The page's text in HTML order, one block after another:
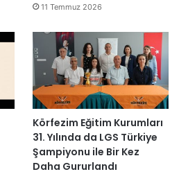
11 Temmuz 2026
Körfezim Eğitim Kurumları
31. Yılında da LGS Türkiye
Şampiyonu ile Bir Kez
Daha Gururlandı